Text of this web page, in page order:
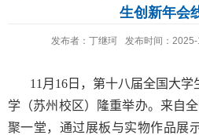
生创新年会
发布者：丁继珂 发布时间：
11 月 16 日，第十八届全国大
学（苏州校区）隆重举办。来自
聚一堂，通过展板与实物作品展